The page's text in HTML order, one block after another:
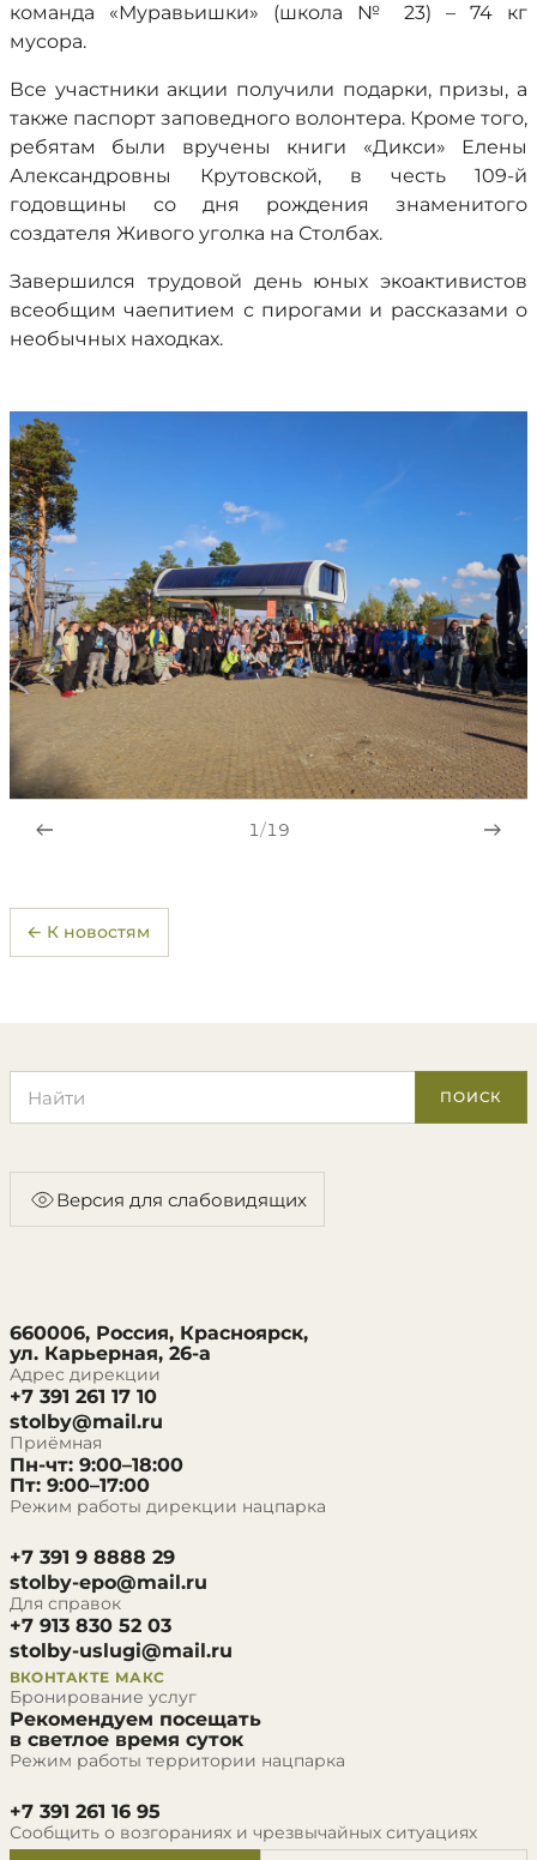
команда «Муравьишки» (школа № 23) – 74 кг
мусора.
Все участники акции получили подарки, призы, а
также паспорт заповедного волонтера. Кроме того,
ребятам были вручены книги «Дикси» Елены
Александровны Крутовской, в честь 109-й
годовщины со дня рождения знаменитого
создателя Живого уголка на Столбах.
Завершился трудовой день юных экоактивистов
всеобщим чаепитием с пирогами и рассказами о
необычных находках.
1/19
← К новостям
ПОИСК
Версия для слабовидящих
660006, Россия, Красноярск,
ул. Карьерная, 26-а
Адрес дирекции
+7 391 261 17 10
stolby@mail.ru
Приёмная
Пн-чт: 9:00–18:00
Пт: 9:00–17:00
Режим работы дирекции нацпарка
+7 391 9 8888 29
stolby-epo@mail.ru
Для справок
+7 913 830 52 03
stolby-uslugi@mail.ru
ВКОНТАКТЕ МАКС
Бронирование услуг
Рекомендуем посещать
в светлое время суток
Режим работы территории нацпарка
+7 391 261 16 95
Сообщить о возгораниях и чрезвычайных ситуациях